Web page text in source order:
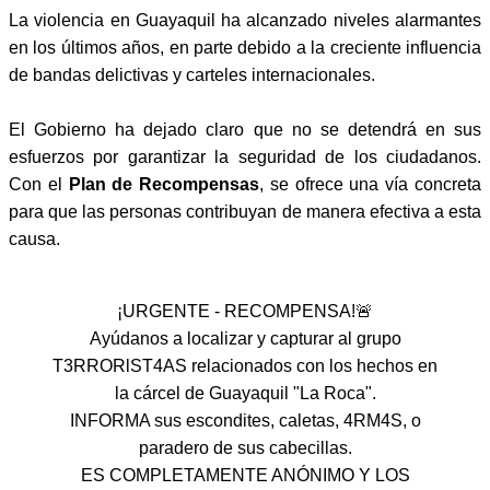
La violencia en Guayaquil ha alcanzado niveles alarmantes
en los últimos años, en parte debido a la creciente influencia
de bandas delictivas y carteles internacionales.
El Gobierno ha dejado claro que no se detendrá en sus
esfuerzos por garantizar la seguridad de los ciudadanos.
Con el
Plan de Recompensas, se ofrece una vía concreta
para que las personas contribuyan de manera efectiva a esta
causa.
¡URGENTE - RECOMPENSA!🚨
Ayúdanos a localizar y capturar al grupo
T3RRORlST4AS relacionados con los hechos en
la cárcel de Guayaquil "La Roca".
INFORMA sus escondites, caletas, 4RM4S, o
paradero de sus cabecillas.
ES COMPLETAMENTE ANÓNIMO Y LOS